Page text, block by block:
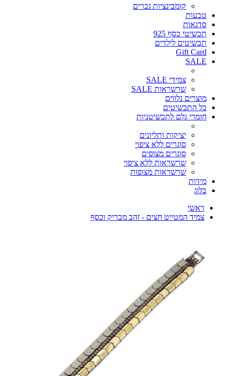
קומבינציות גברים
טבעות
סדנאות
תכשיטי כסף 925
תכשיטים לילדים
Gift Card
SALE
צמידי SALE
שרשראות SALE
מוצרים נלווים
כל התכשיטים
חומרי גלם לתכשיטניות
יציקות ותליונים
סוגרים ללא ציפוי
סוגרים מצופים
שרשראות ללא ציפוי
שרשראות מצופות
מידות
בלוג
ראשי
צמיד המטייט חצים - זהב מבריק וכסף